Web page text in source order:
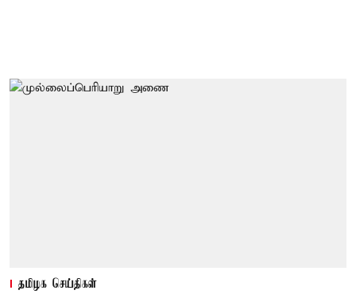
தமிழக செய்திகள்